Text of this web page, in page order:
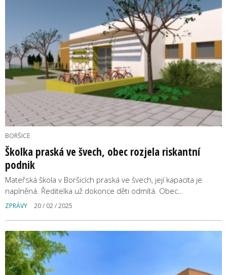
BORŠICE
Školka praská ve švech, obec rozjela riskantní
podnik
Mateřská škola v Boršicích praská ve švech, její kapacita je
naplněná. Ředitelka už dokonce děti odmítá. Obec…
ZPRÁVY 20 / 02 / 2025